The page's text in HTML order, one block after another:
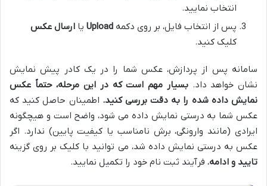
انتخاب نمایید.
پس از انتخاب فایل، بر روی دکمه Upload یا ارسال عکس
کلیک کنید.
سامانه پس از پردازش، عکس شما را در یک کادر پیش نمایش
نشان خواهد داد.بسیار مهم است که در این مرحله، حتماً عکس
نمایش داده شده را به دقت بررسی کنید. اطمینان حاصل کنید که
عکس شما به درستی نمایش داده می شود، واضح است و هیچگونه
ایرادی (مانند وارونگی، برش نامناسب یا کیفیت پایین) ندارد. اگر
عکس به درستی نمایش داده شد، می توانید با کلیک بر روی گزینه
تایید و ادامه، فرآیند ثبت نام خود را تکمیل نمایید.